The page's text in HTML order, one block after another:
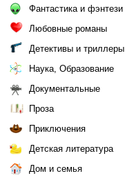
Фантастика и фэнтези
Любовные романы
Детективы и триллеры
Наука, Образование
Документальные
Проза
Приключения
Детская литература
Дом и семья